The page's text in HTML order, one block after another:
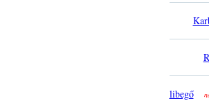
libegő